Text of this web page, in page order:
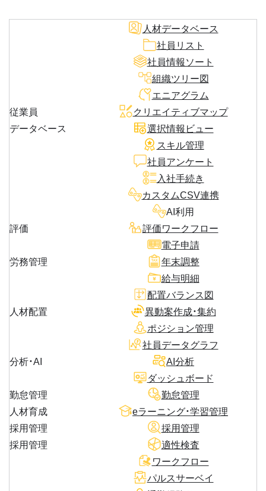
従業員
データベース
人材データベース
社員リスト
社員情報ソート
組織ツリー図
エニアグラム
クリエイティブマップ
選択情報ビュー
スキル管理
社員アンケート
入社手続き
カスタムCSV連携
AI利用
評価
評価ワークフロー
労務管理
電子申請
年末調整
給与明細
人材配置
配置バランス図
異動案作成・集約
ポジション管理
分析・AI
社員データグラフ
AI分析
ダッシュボード
勤怠管理
勤怠管理
人材育成
eラーニング・学習管理
採用管理
採用管理
採用管理
適性検査
ワークフロー
パルスサーベイ